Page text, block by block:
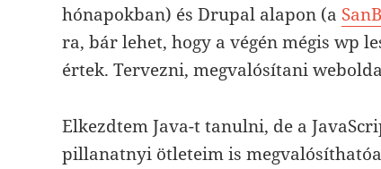
hónapokban) és Drupal alapon (a
ra, bár lehet, hogy a végén mégis wp
értek. Tervezni, megvalósítani
Elkezdtem Java-t tanulni, de a
pillanatnyi ötleteim is